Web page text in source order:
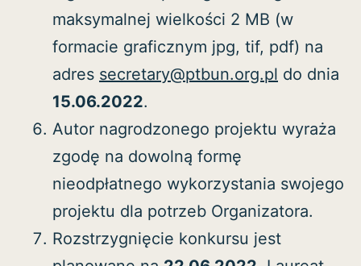
maksymalnej wielkości 2 MB (w
formacie graficznym jpg, tif, pdf) na
adres secretary@ptbun.org.pl do dnia
15.06.2022.
Autor nagrodzonego projektu wyraża
zgodę na dowolną formę
nieodpłatnego wykorzystania swojego
projektu dla potrzeb Organizatora.
Rozstrzygnięcie konkursu jest